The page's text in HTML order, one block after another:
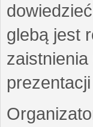
glebą jest